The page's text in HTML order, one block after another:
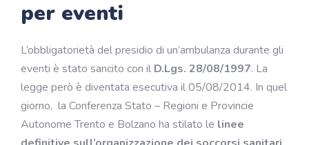
per eventi
L’obbligatorietà del presidio di un’ambulanza durante gli
eventi è stato sancito con il D.Lgs. 28/08/1997. La
legge però è diventata esecutiva il 05/08/2014. In quel
giorno, la Conferenza Stato – Regioni e Provincie
Autonome Trento e Bolzano ha stilato le linee